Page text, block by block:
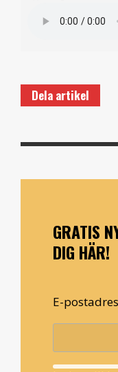
Dela artikel
GRATIS
DIG HÄR!
E-